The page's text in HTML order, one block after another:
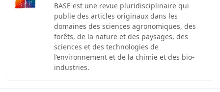
BASE est une revue pluridisciplinaire qui
publie des articles originaux dans les
domaines des sciences agronomiques, des
forêts, de la nature et des paysages, des
sciences et des technologies de
l’environnement et de la chimie et des bio-
industries.